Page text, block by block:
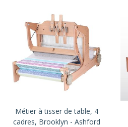
Métier à tisser de table, 4
cadres, Brooklyn - Ashford